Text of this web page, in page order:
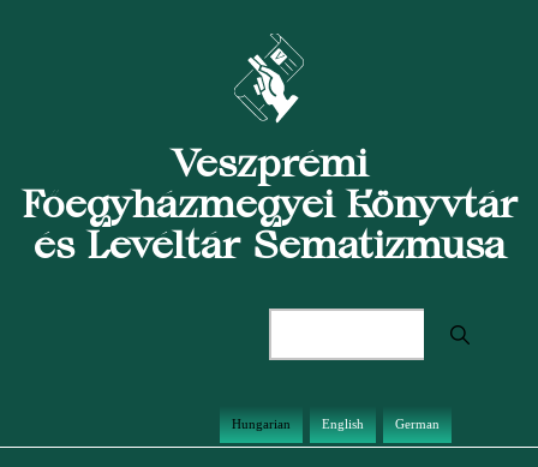
Veszprémi
Főegyházmegyei Könyvtár
és Levéltár Sematizmusa
Hungarian English German